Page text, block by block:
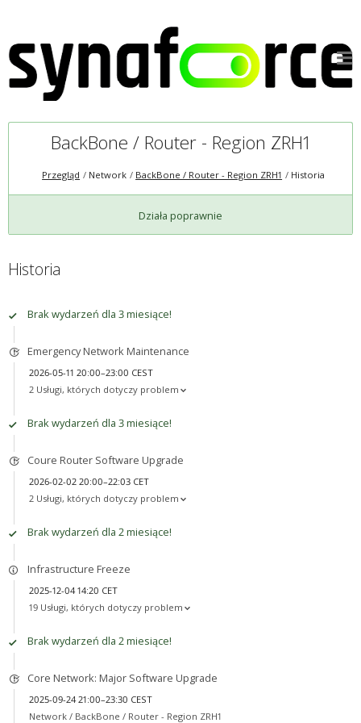
BackBone / Router - Region ZRH1
Przegląd Network BackBone / Router - Region ZRH1 Historia
Działa poprawnie
Historia
Brak wydarzeń dla 3 miesiące!
Emergency Network Maintenance
2026-05-11 20:00–23:00 CEST
2 Usługi, których dotyczy problem
Brak wydarzeń dla 3 miesiące!
Coure Router Software Upgrade
2026-02-02 20:00–22:03 CET
2 Usługi, których dotyczy problem
Brak wydarzeń dla 2 miesiące!
Infrastructure Freeze
2025-12-04 14:20 CET
19 Usługi, których dotyczy problem
Brak wydarzeń dla 2 miesiące!
Core Network: Major Software Upgrade
2025-09-24 21:00–23:30 CEST
Network / BackBone / Router - Region ZRH1